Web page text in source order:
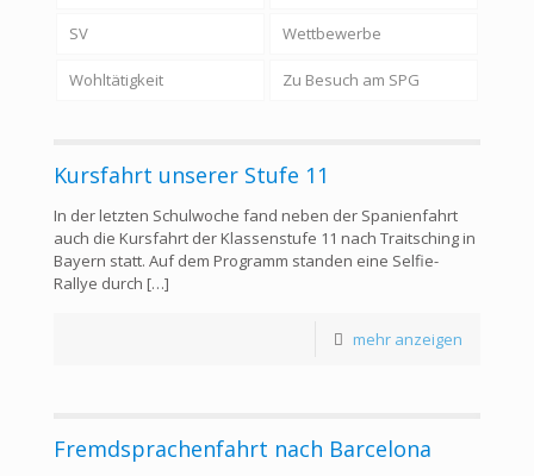
SV Wettbewerbe
Wohltätigkeit Zu Besuch am SPG
Kursfahrt unserer Stufe 11
In der letzten Schulwoche fand neben der Spanienfahrt
auch die Kursfahrt der Klassenstufe 11 nach Traitsching in
Bayern statt. Auf dem Programm standen eine Selfie-
Rallye durch […]
mehr anzeigen
Fremdsprachenfahrt nach Barcelona